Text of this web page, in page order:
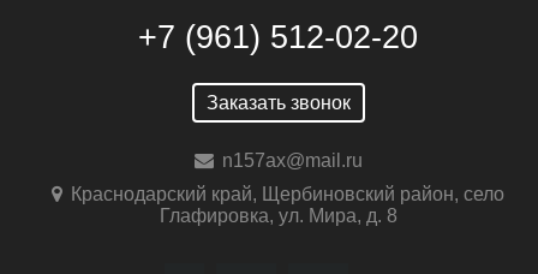
+7 (961) 512-02-20
Заказать звонок
n157ax@mail.ru
Краснодарский край, Щербиновский район, село
Глафировка, ул. Мира, д. 8